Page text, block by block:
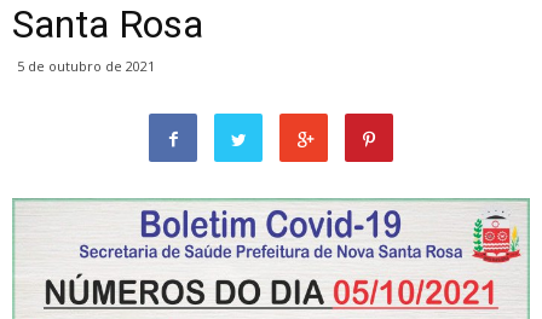
Santa Rosa
5 de outubro de 2021